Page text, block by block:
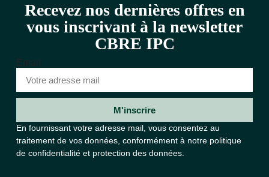
Recevez nos dernières offres en
vous inscrivant à la newsletter
CBRE IPC
Email
M'inscrire
En fournissant votre adresse mail, vous consentez au
traitement de vos données, conformément à notre politique
de confidentialité et protection des données.